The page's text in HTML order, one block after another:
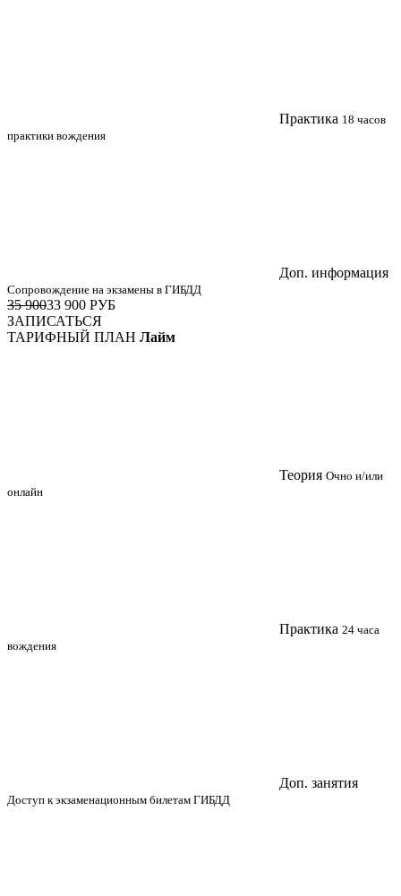
Практика 18 часов
практики вождения
Доп. информация
Сопровождение на экзамены в ГИБДД
35 90033 900 РУБ
ЗАПИСАТЬСЯ
ТАРИФНЫЙ ПЛАН Лайм
Теория Очно и/или
онлайн
Практика 24 часа
вождения
Доп. занятия
Доступ к экзаменационным билетам ГИБДД